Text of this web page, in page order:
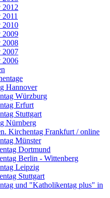
2012
2010
2009
2008
2007
2006
Hannover
Würzburg
Erfurt
Stuttgart
Nürnberg
Kirchentag Frankfurt / online
Münster
Dortmund
Berlin - Wittenberg
Leipzig
Stuttgart
und "Katholikentag plus" in